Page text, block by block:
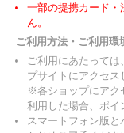
一部の提携カード・
ん。
ご利用方法・ご利用環
ご利用にあたっては
プサイトにアクセス
※各ショップにアク
利用した場合、ポイ
スマートフォン版